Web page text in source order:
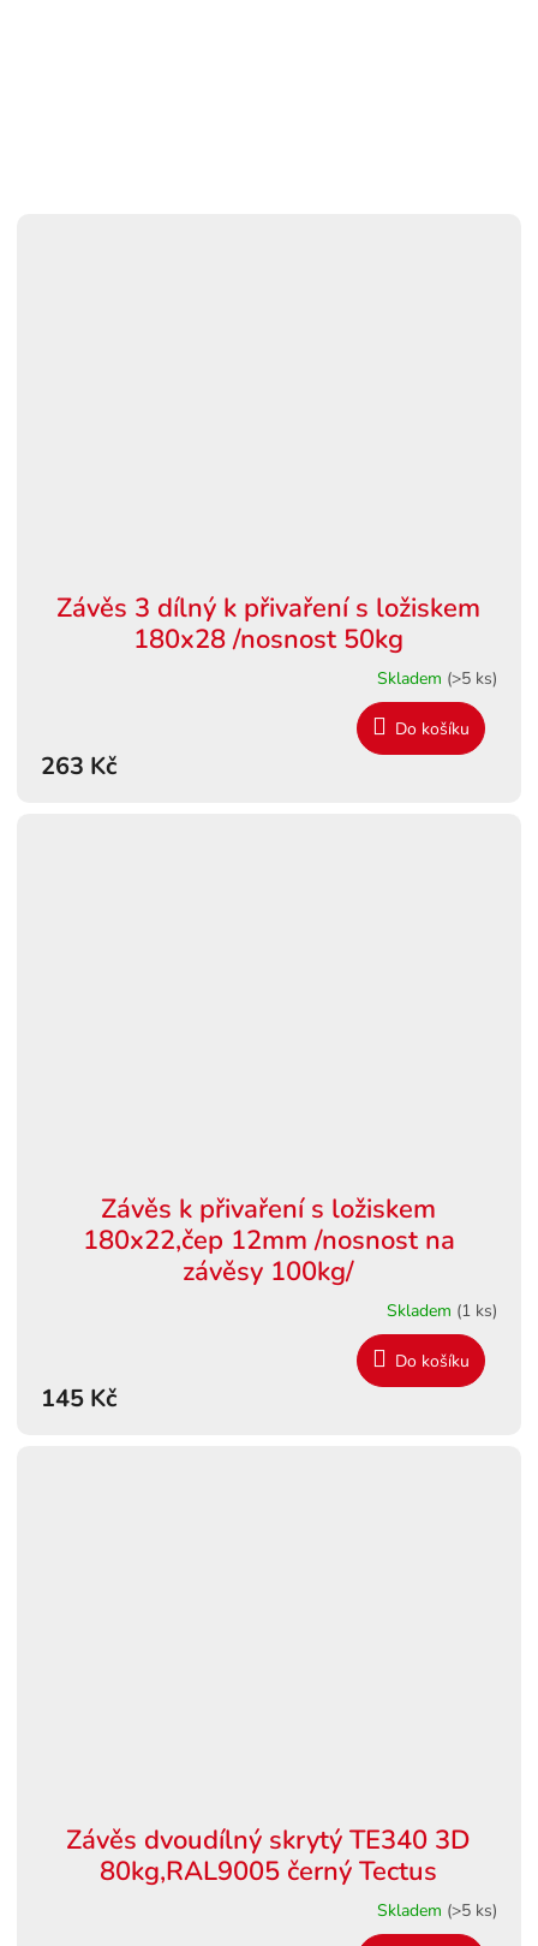
Závěs 3 dílný k přivaření s ložiskem
180x28 /nosnost 50kg
Skladem (>5 ks)
263 Kč
Do košíku
Závěs k přivaření s ložiskem
180x22,čep 12mm /nosnost na
závěsy 100kg/
Skladem (1 ks)
145 Kč
Do košíku
Závěs dvoudílný skrytý TE340 3D
80kg,RAL9005 černý Tectus
Skladem (>5 ks)